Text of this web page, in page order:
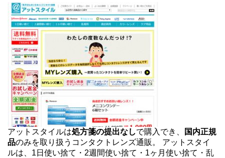
アットスタイルは処方箋の提出なしで購入でき、
国内正規
品のみを取り扱うコンタクトレンズ通販。 アットスタイ
ルは、1日使い捨て・2週間使い捨て・1ヶ月使い捨て・乱